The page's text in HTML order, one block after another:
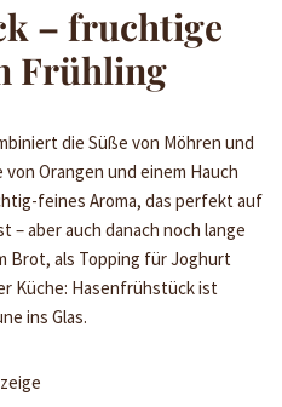
– fruchtige
Frühling
die Süße von Möhren und
Orangen und einem Hauch
feines Aroma, das perfekt auf
– aber auch danach noch lange
Brot, als Topping für Joghurt
Küche: Hasenfrühstück ist
ins Glas.